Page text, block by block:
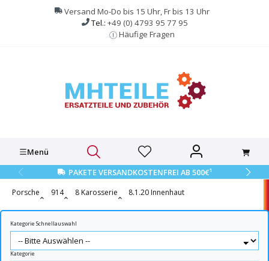
springen
Versand Mo-Do bis 15 Uhr, Fr bis 13 Uhr
Tel.: +49 (0) 4793 95 77 95
Häufige Fragen
Menü
PAKETE VERSANDKOSTENFREI AB 500€1
Porsche 914 8 Karosserie 8.1.20 Innenhaut
Kategorie Schnellauswahl
Kategorie